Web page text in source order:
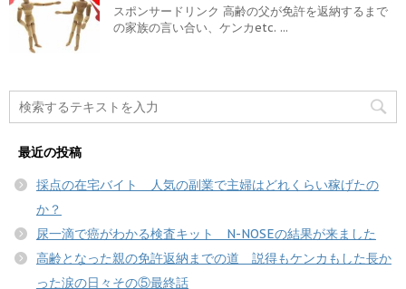
スポンサードリンク 高齢の父が免許を返納するまで
の家族の言い合い、ケンカetc. ...
最近の投稿
採点の在宅バイト 人気の副業で主婦はどれくらい稼げたの
か？
尿一滴で癌がわかる検査キット N-NOSEの結果が来ました
高齢となった親の免許返納までの道 説得もケンカもした長か
った涙の日々その⑤最終話